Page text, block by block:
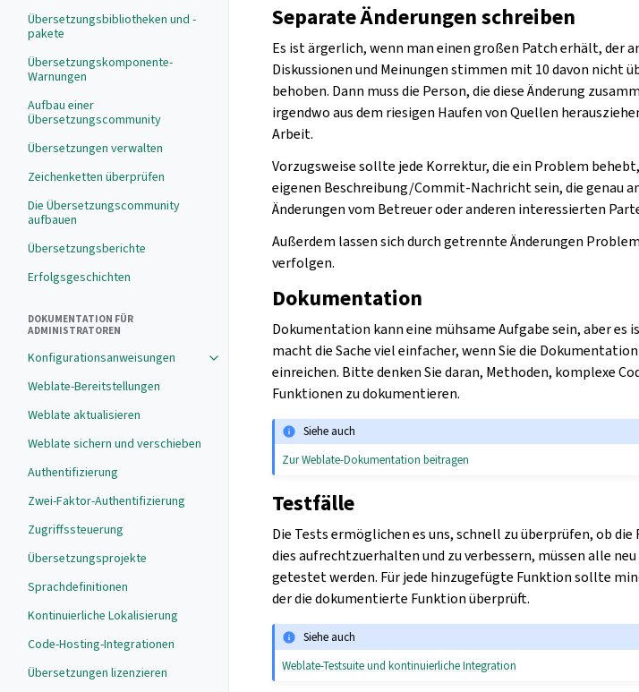
Übersetzungsbibliotheken und -
pakete
Übersetzungskomponente-
Warnungen
Aufbau einer
Übersetzungscommunity
Übersetzungen verwalten
Zeichenketten überprüfen
Die Übersetzungscommunity
aufbauen
Übersetzungsberichte
Erfolgsgeschichten
DOKUMENTATION FÜR
ADMINISTRATOREN
Konfigurationsanweisungen
Weblate-Bereitstellungen
Weblate aktualisieren
Weblate sichern und verschieben
Authentifizierung
Zwei-Faktor-Authentifizierung
Zugriffssteuerung
Übersetzungsprojekte
Sprachdefinitionen
Kontinuierliche Lokalisierung
Code-Hosting-Integrationen
Übersetzungen lizenzieren
Separate Änderungen schreiben
Es ist ärgerlich, wenn man einen großen Patch erhält, der
Diskussionen und Meinungen stimmen mit 10 davon nicht
behoben. Dann muss die Person, die diese Änderung
irgendwo aus dem riesigen Haufen von Quellen
Arbeit.
Vorzugsweise sollte jede Korrektur, die ein Problem
eigenen Beschreibung/Commit-Nachricht sein, die genau
Änderungen vom Betreuer oder anderen interessierten
Außerdem lassen sich durch getrennte Änderungen
verfolgen.
Dokumentation
Dokumentation kann eine mühsame Aufgabe sein, aber es
macht die Sache viel einfacher, wenn Sie die
einreichen. Bitte denken Sie daran, Methoden, komplexe
Funktionen zu dokumentieren.
Siehe auch
Zur Weblate-Dokumentation beitragen
Testfälle
Die Tests ermöglichen es uns, schnell zu überprüfen, ob
dies aufrechtzuerhalten und zu verbessern, müssen alle
getestet werden. Für jede hinzugefügte Funktion sollte
der die dokumentierte Funktion überprüft.
Siehe auch
Weblate-Testsuite und kontinuierliche Integration